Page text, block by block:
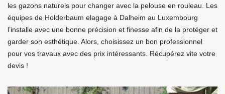
les gazons naturels pour changer avec la pelouse en rouleau. Les
équipes de Holderbaum elagage à Dalheim au Luxembourg
l’installe avec une bonne précision et finesse afin de la protéger et
garder son esthétique. Alors, choisissez un bon professionnel
pour vos travaux avec des prix intéressants. Récupérez vite votre
devis !